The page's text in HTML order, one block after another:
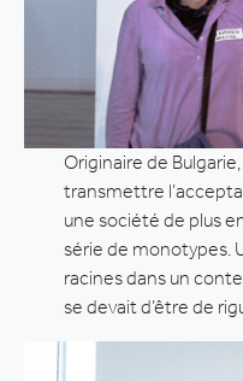
Originaire de
transmettre
une société de plus
série de monotypes.
racines dans un
se devait d’être de